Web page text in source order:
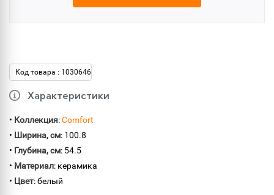
Код товара : 1030646
Характеристики
• Коллекция:Comfort
• Ширина, см: 100.8
• Глубина, см: 54.5
• Материал: керамика
• Цвет: белый